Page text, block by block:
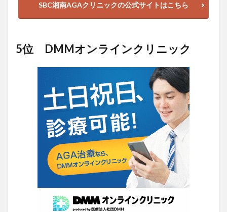
SBC湘南AGAクリニックの公式サイトはこちら
5位 DMMオンラインクリニック